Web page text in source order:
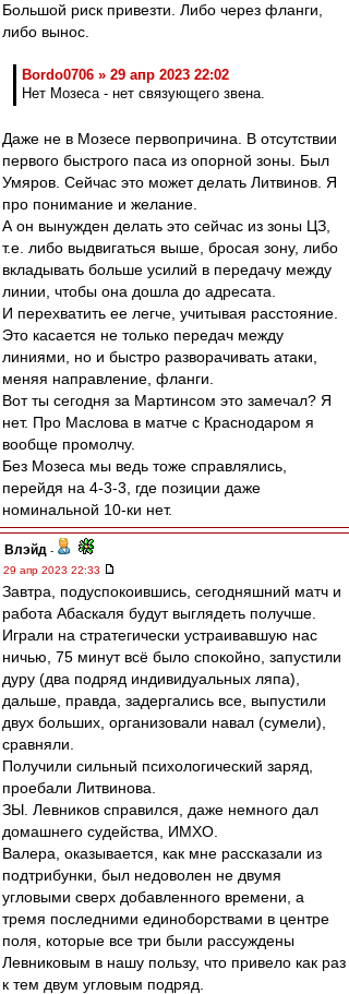
Большой риск привезти. Либо через фланги,
либо вынос.
Bordo0706 » 29 апр 2023 22:02
Нет Мозеса - нет связующего звена.
Даже не в Мозесе первопричина. В отсутствии
первого быстрого паса из опорной зоны. Был
Умяров. Сейчас это может делать Литвинов. Я
про понимание и желание.
А он вынужден делать это сейчас из зоны ЦЗ,
т.е. либо выдвигаться выше, бросая зону, либо
вкладывать больше усилий в передачу между
линии, чтобы она дошла до адресата.
И перехватить ее легче, учитывая расстояние.
Это касается не только передач между
линиями, но и быстро разворачивать атаки,
меняя направление, фланги.
Вот ты сегодня за Мартинсом это замечал? Я
нет. Про Маслова в матче с Краснодаром я
вообще промолчу.
Без Мозеса мы ведь тоже справлялись,
перейдя на 4-3-3, где позиции даже
номинальной 10-ки нет.
Влэйд -
29 апр 2023 22:33
Завтра, подуспокоившись, сегодняшний матч и
работа Абаскаля будут выглядеть получше.
Играли на стратегически устраивавшую нас
ничью, 75 минут всё было спокойно, запустили
дуру (два подряд индивидуальных ляпа),
дальше, правда, задергались все, выпустили
двух больших, организовали навал (сумели),
сравняли.
Получили сильный психологический заряд,
проебали Литвинова.
ЗЫ. Левников справился, даже немного дал
домашнего судейства, ИМХО.
Валера, оказывается, как мне рассказали из
подтрибунки, был недоволен не двумя
угловыми сверх добавленного времени, а
тремя последними единоборствами в центре
поля, которые все три были рассуждены
Левниковым в нашу пользу, что привело как раз
к тем двум угловым подряд.